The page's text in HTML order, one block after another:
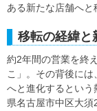
ある新たな店舗へと
移転の経緯と
約2年間の営業を終
こ」。その背後に
へと進化するとい
県名古屋市中区大